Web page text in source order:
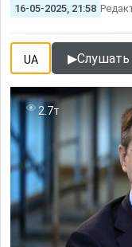
16-05-2025, 21:58
UA ▶Слушать
2.7т